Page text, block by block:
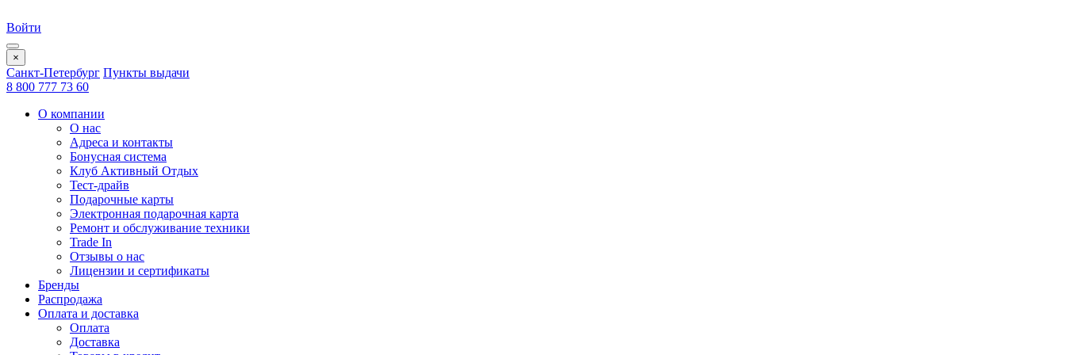
Войти
×
Санкт-Петербург Пункты выдачи
8 800 777 73 60
О компании
О нас
Адреса и контакты
Бонусная система
Клуб Активный Отдых
Тест-драйв
Подарочные карты
Электронная подарочная карта
Ремонт и обслуживание техники
Trade In
Отзывы о нас
Лицензии и сертификаты
Бренды
Распродажа
Оплата и доставка
Оплата
Доставка